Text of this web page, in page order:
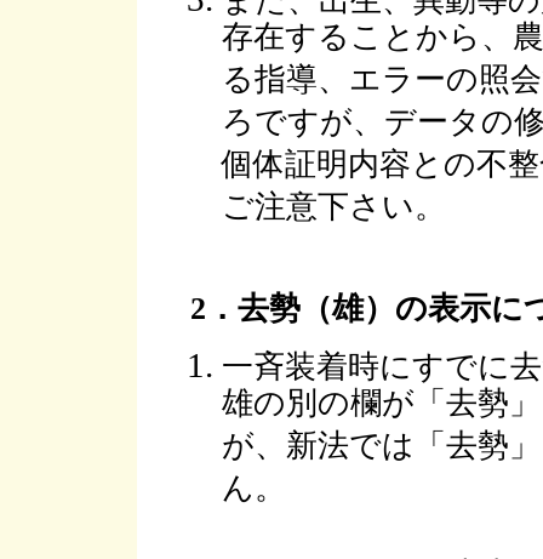
存在することから、
る指導、エラーの照
ろですが、データの
個体証明内容との不
ご注意下さい。
2．去勢（雄）の表示に
一斉装着時にすでに
雄の別の欄が「去勢
が、新法では「去勢
ん。